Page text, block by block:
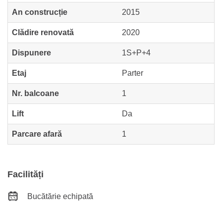
An construcție 2015
Clădire renovată 2020
Dispunere 1S+P+4
Etaj Parter
Nr. balcoane 1
Lift Da
Parcare afară 1
Facilități
Bucătărie echipată